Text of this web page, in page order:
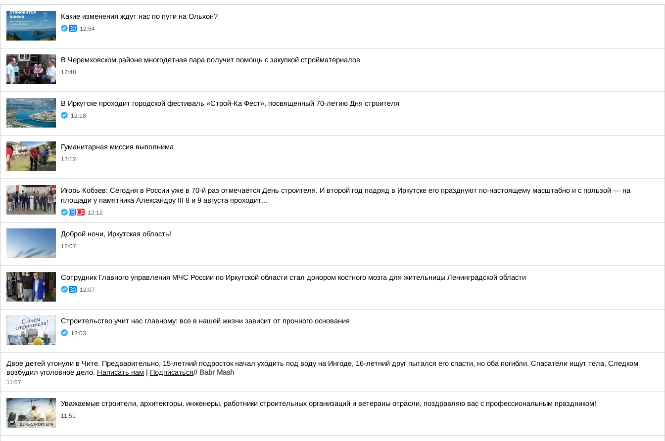
Какие изменения ждут нас по пути на Ольхон?
12:54
В Черемховском районе многодетная пара получит помощь с закупкой стройматериалов
12:48
В Иркутске проходит городской фестиваль «Строй-Ка Фест», посвященный 70-летию Дня строителя
12:18
Гуманитарная миссия выполнима
12:12
Игорь Кобзев: Сегодня в России уже в 70-й раз отмечается День строителя. И второй год подряд в Иркутске его празднуют по-настоящему масштабно и с пользой — на
площади у памятника Александру III 8 и 9 августа проходит...
12:12
Доброй ночи, Иркутская область!
12:07
Сотрудник Главного управления МЧС России по Иркутской области стал донором костного мозга для жительницы Ленинградской области
12:07
Строительство учит нас главному: все в нашей жизни зависит от прочного основания
12:03
Двое детей утонули в Чите. Предварительно, 15-летний подросток начал уходить под воду на Ингоде, 16-летний друг пытался его спасти, но оба погибли. Спасатели ищут тела, Следком
возбудил уголовное дело. Написать нам | Подписаться// Babr Mash
11:57
Уважаемые строители, архитекторы, инженеры, работники строительных организаций и ветераны отрасли, поздравляю вас с профессиональным праздником!
11:51